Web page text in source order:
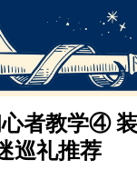
者教学④
巡礼推荐